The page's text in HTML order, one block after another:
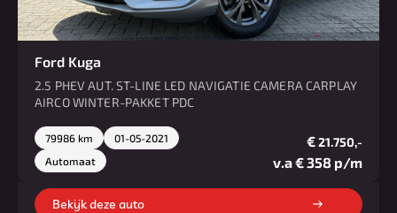
Ford Kuga
2.5 PHEV AUT. ST-LINE LED NAVIGATIE CAMERA CARPLAY
AIRCO WINTER-PAKKET PDC
79986 km
01-05-2021
Automaat
€21.750,-
v.a € 358 p/m
Bekijk deze auto